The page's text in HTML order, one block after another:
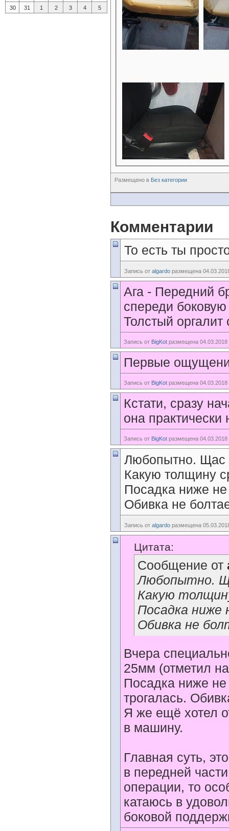
Размещено в Без категории
Комментарии
То есть ты
Запись от algardo размещена
Ага - Передний
спереди
Толстый
Запись от BigKot размещена 04.03.2018
Первые
Запись от BigKot размещена 04.03.2018
Кстати, сразу
она практически
Запись от BigKot размещена 04.03.2018
Любопытно. Щас
Какую толщину
Посадка ниже не
Обивка не
Запись от algardo размещена
Цитата:
Сообщение от
Любопытно.
Какую
Посадка ниже
Обивка не
Вчера
25мм (отметил
Посадка ниже не
трогалась.
Я же ещё хотел
в машину.
Главная суть,
в передней
операции, то
катаюсь в
боковой
30
31 1 2 3 4 5